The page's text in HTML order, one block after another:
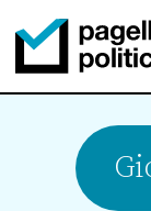
Pagella Politica